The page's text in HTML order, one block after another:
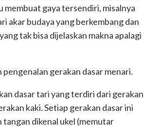
membuat gaya tersendiri, misalnya
akar budaya yang berkembang dan
tak bisa dijelaskan makna apalagi
gerakan dasar menari.
dasar tari yang terdiri dari gerakan
kaki. Setiap gerakan dasar ini
dikenal ukel (memutar